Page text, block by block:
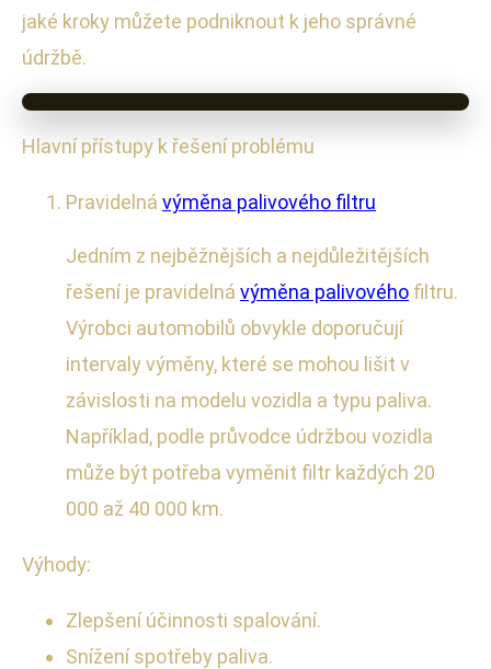
jaké kroky můžete podniknout k jeho správné
údržbě.
Hlavní přístupy k řešení problému
Pravidelná výměna palivového filtru
Jedním z nejběžnějších a nejdůležitějších
řešení je pravidelná výměna palivového filtru.
Výrobci automobilů obvykle doporučují
intervaly výměny, které se mohou lišit v
závislosti na modelu vozidla a typu paliva.
Například, podle průvodce údržbou vozidla
může být potřeba vyměnit filtr každých 20
000 až 40 000 km.
Výhody:
Zlepšení účinnosti spalování.
Snížení spotřeby paliva.